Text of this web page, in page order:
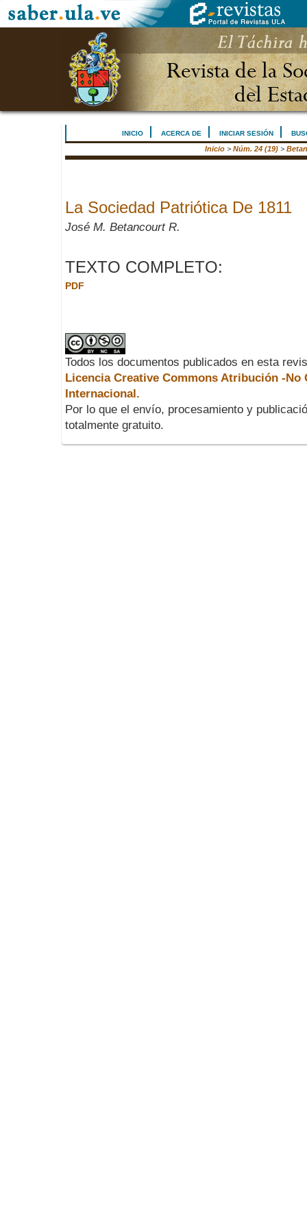
INICIO ACERCA DE INICIAR SESIÓN
Inicio > Núm. 24 (19) >
La Sociedad Patriótica De 1811
José M. Betancourt R.
TEXTO COMPLETO:
PDF
Todos los documentos publicados en esta
Licencia Creative Commons Atribución -
Internacional.
Por lo que el envío, procesamiento y
totalmente gratuito.